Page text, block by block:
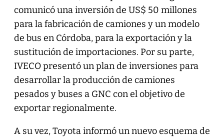
comunicó una inversión de US$ 50 millones
para la fabricación de camiones y un modelo
de bus en Córdoba, para la exportación y la
sustitución de importaciones. Por su parte,
IVECO presentó un plan de inversiones para
desarrollar la producción de camiones
pesados y buses a GNC con el objetivo de
exportar regionalmente.
A su vez, Toyota informó un nuevo esquema de